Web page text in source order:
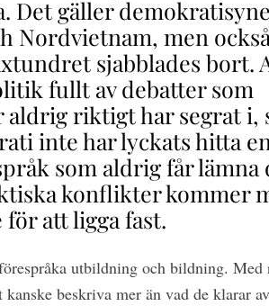
Det gäller
Nordvietnam, men
sjabblades bort.
fullt av debatter som
riktigt har segrat i,
inte har lyckats hitta
som aldrig får lämna
konflikter kommer
att ligga fast.
utbildning och bildning. Med
beskriva mer än vad de klarar